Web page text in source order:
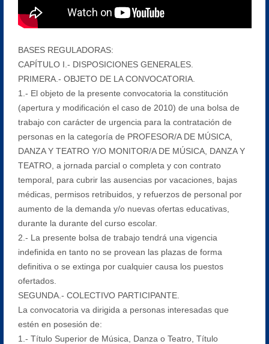
BASES REGULADORAS:
CAPÍTULO I.- DISPOSICIONES GENERALES.
PRIMERA.- OBJETO DE LA CONVOCATORIA.
1.- El objeto de la presente convocatoria la constitución
(apertura y modificación el caso de 2010) de una bolsa de
trabajo con carácter de urgencia para la contratación de
personas en la categoría de PROFESOR/A DE MÚSICA,
DANZA Y TEATRO Y/O MONITOR/A DE MÚSICA, DANZA Y
TEATRO, a jornada parcial o completa y con contrato
temporal, para cubrir las ausencias por vacaciones, bajas
médicas, permisos retribuidos, y refuerzos de personal por
aumento de la demanda y/o nuevas ofertas educativas,
durante la durante del curso escolar.
2.- La presente bolsa de trabajo tendrá una vigencia
indefinida en tanto no se provean las plazas de forma
definitiva o se extinga por cualquier causa los puestos
ofertados.
SEGUNDA.- COLECTIVO PARTICIPANTE.
La convocatoria va dirigida a personas interesadas que
estén en posesión de:
1.- Título Superior de Música, Danza o Teatro, Título